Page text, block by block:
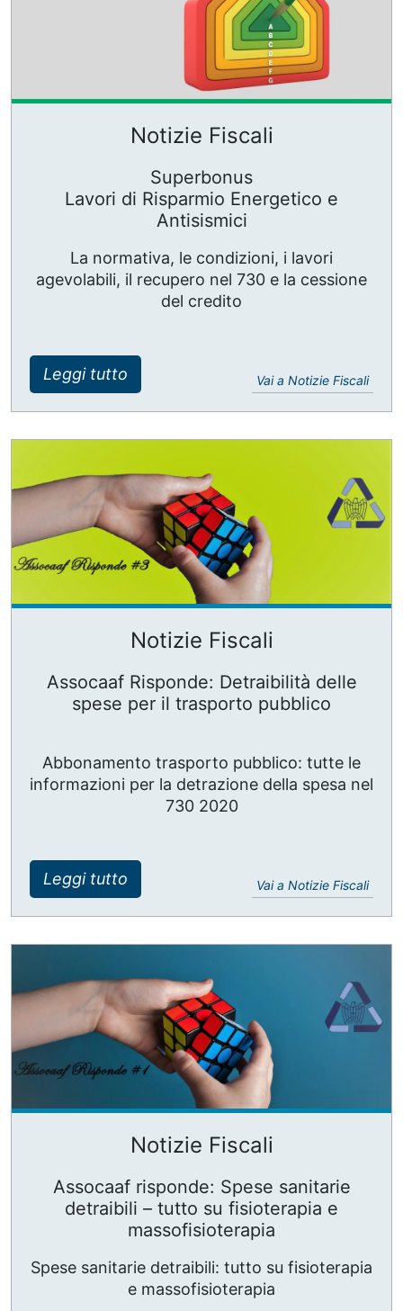
Notizie Fiscali
Superbonus
Lavori di Risparmio Energetico e
Antisismici
La normativa, le condizioni, i lavori
agevolabili, il recupero nel 730 e la cessione
del credito
Leggi tutto Vai a Notizie Fiscali
Notizie Fiscali
Assocaaf Risponde: Detraibilità delle
spese per il trasporto pubblico
Abbonamento trasporto pubblico: tutte le
informazioni per la detrazione della spesa nel
730 2020
Leggi tutto Vai a Notizie Fiscali
Notizie Fiscali
Assocaaf risponde: Spese sanitarie
detraibili – tutto su fisioterapia e
massofisioterapia
Spese sanitarie detraibili: tutto su fisioterapia
e massofisioterapia